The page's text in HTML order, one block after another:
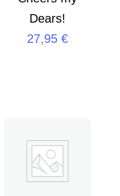
Dears!
27,95 €